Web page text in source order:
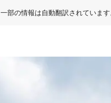
一部の情報は自動翻訳されています